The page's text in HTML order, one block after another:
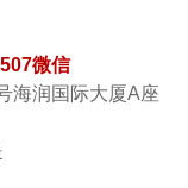
微信
海润国际大厦A座